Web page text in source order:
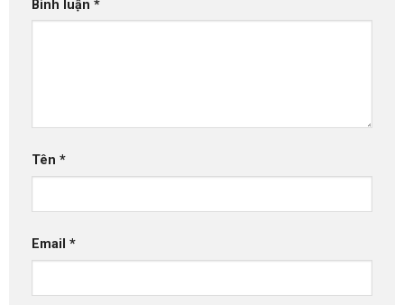
Bình luận *
Tên *
Email *